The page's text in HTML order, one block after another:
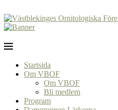
Startsida
Om VBOF
Om VBOF
Bli medlem
Program